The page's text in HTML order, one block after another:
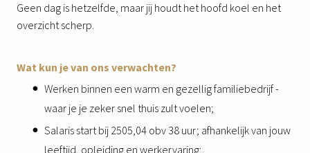
Geen dag is hetzelfde, maar jij houdt het hoofd koel en het
overzicht scherp.
Wat kun je van ons verwachten?
Werken binnen een warm en gezellig familiebedrijf -
waar je je zeker snel thuis zult voelen;
Salaris start bij 2505,04 obv 38 uur; afhankelijk van jouw
leeftijd, opleiding en werkervaring;